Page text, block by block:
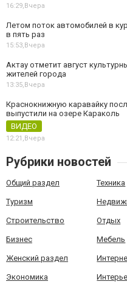
16:29,Вчера
Летом поток автомобилей в
в пять раз
15:53,Вчера
Актау отметит август
жителей города
13:35,Вчера
Краснокнижную каравайку
выпустили на озере Караколь
ВИДЕО
12:21,Вчера
Рубрики новостей
Общий раздел Техника
Туризм
Строительство Отдых
Бизнес Мебель
Женский раздел
Экономика